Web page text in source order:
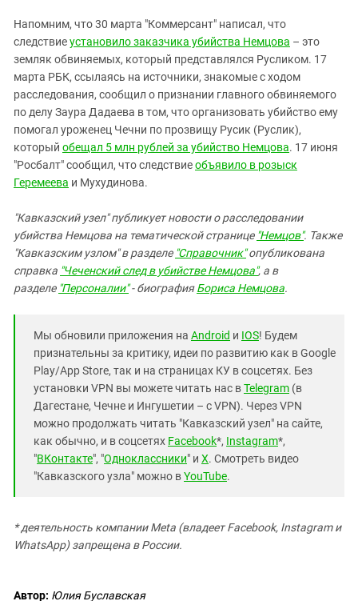
Напомним, что 30 марта "Коммерсант" написал, что
следствиеустановило заказчика убийства Немцова – это
земляк обвиняемых, который представлялся Русликом. 17
марта РБК, ссылаясь на источники, знакомые с ходом
расследования, сообщил о признании главного обвиняемого
по делу Заура Дадаева в том, что организовать убийство ему
помогал уроженец Чечни по прозвищу Русик (Руслик),
который обещал 5 млн рублей за убийство Немцова. 17 июня
"Росбалт" сообщил, что следствиеобъявило в розыск
Геремеева и Мухудинова.
"Кавказский узел" публикует новости о расследовании
убийства Немцова на тематической странице "Немцов". Также
"Кавказским узлом" в разделе "Справочник"опубликована
справка "Чеченский след в убийстве Немцова", а в
разделе "Персоналии"- биографияБориса Немцова.
Мы обновили приложения на Android и IOS! Будем
признательны за критику, идеи по развитию как в Google
Play/App Store, так и на страницах КУ в соцсетях. Без
установки VPN вы можете читать нас вTelegram (в
Дагестане, Чечне и Ингушетии – с VPN). Через VPN
можно продолжать читать "Кавказский узел" на сайте,
как обычно, и в соцсетях Facebook*, Instagram*,
"ВКонтакте", "Одноклассники" и X. Смотреть видео
"Кавказского узла" можно вYouTube.
* деятельность компании Meta (владеет Facebook, Instagram и
WhatsApp) запрещена в России.
Автор: Юлия Буславская